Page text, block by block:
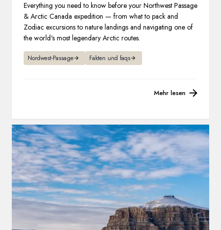
Everything you need to know before your Northwest Passage
& Arctic Canada expedition — from what to pack and
Zodiac excursions to nature landings and navigating one of
the world's most legendary Arctic routes.
Nordwest-Passage Fakten und faqs
Mehr lesen